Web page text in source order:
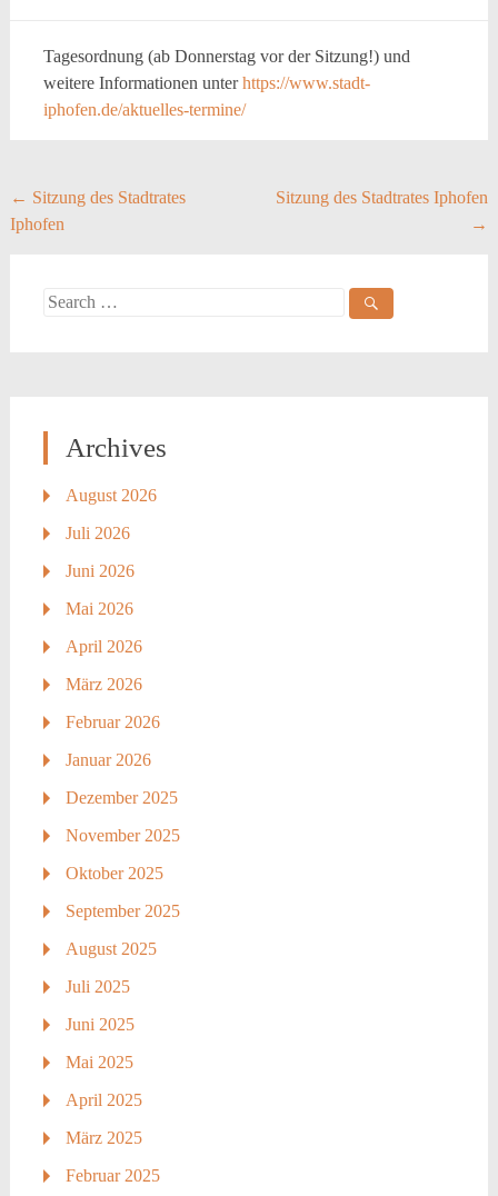
Tagesordnung (ab Donnerstag vor der Sitzung!) und
weitere Informationen unterhttps://www.stadt-
iphofen.de/aktuelles-termine/
Post
navigation
← Sitzung des Stadtrates
Iphofen
Sitzung des Stadtrates Iphofen
→
Search
Archives
August 2026
Juli 2026
Juni 2026
Mai 2026
April 2026
März 2026
Februar 2026
Januar 2026
Dezember 2025
November 2025
Oktober 2025
September 2025
August 2025
Juli 2025
Juni 2025
Mai 2025
April 2025
März 2025
Februar 2025